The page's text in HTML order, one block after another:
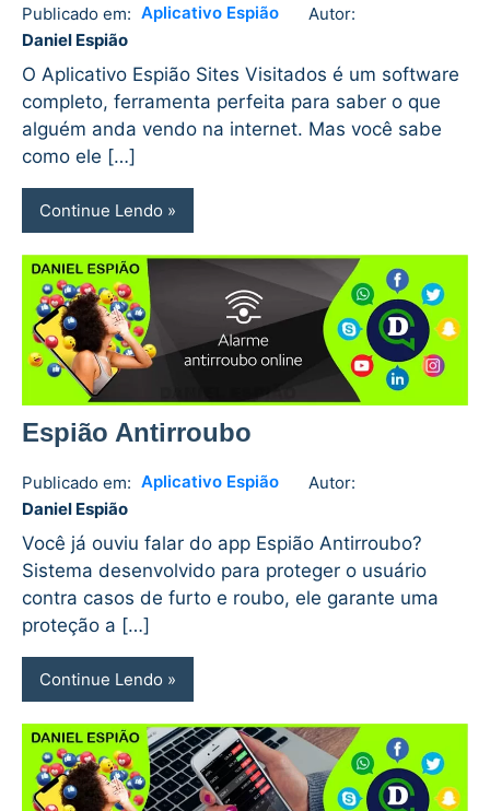
Publicado em: Aplicativo Espião
Autor:
Daniel Espião
Daniel
No
O Aplicativo Espião Sites Visitados é um software
completo, ferramenta perfeita para saber o que
alguém anda vendo na internet. Mas você sabe
como ele […]
Continue Lendo
Espião Antirroubo
Publicado em: Aplicativo Espião
Autor:
Daniel Espião
Daniel
No
Você já ouviu falar do app Espião Antirroubo?
Sistema desenvolvido para proteger o usuário
contra casos de furto e roubo, ele garante uma
proteção a […]
Continue Lendo